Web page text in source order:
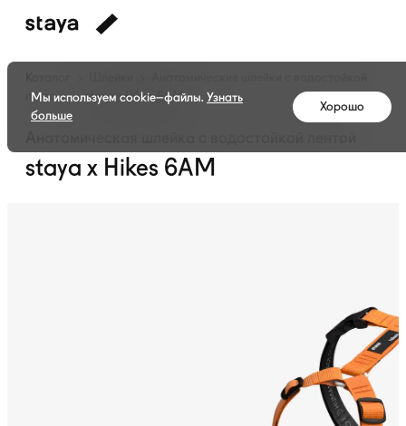
лентой
staya x Hikes 6AM
staya x Hikes 6AM
Мы используем cookie–файлы. Узнать
больше
Хорошо